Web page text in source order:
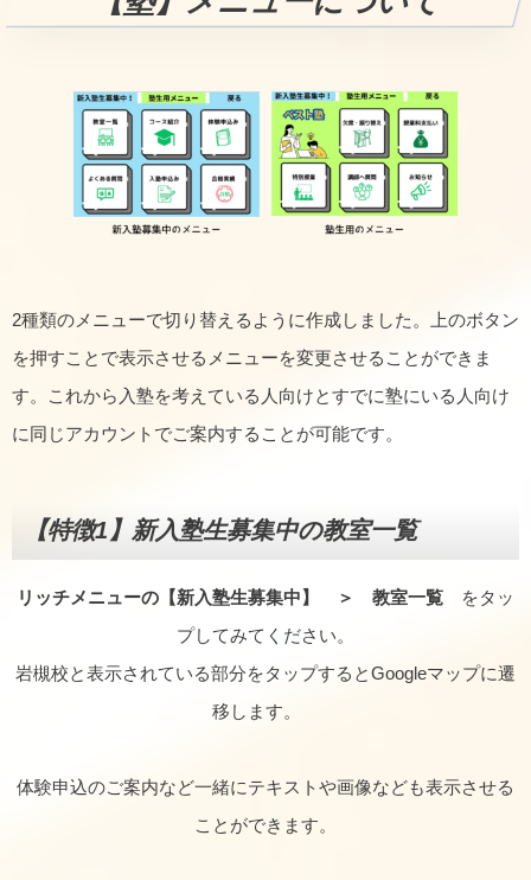
2種類のメニューで切り替えるように作成しました。上のボタン
を押すことで表示させるメニューを変更させることができま
す。これから入塾を考えている人向けとすでに塾にいる人向け
に同じアカウントでご案内することが可能です。
【特徴1】新入塾生募集中の教室一覧
リッチメニューの【新入塾生募集中】 ＞ 教室一覧 をタッ
プしてみてください。
岩槻校と表示されている部分をタップするとGoogleマップに遷
移します。
体験申込のご案内など一緒にテキストや画像なども表示させる
ことができます。